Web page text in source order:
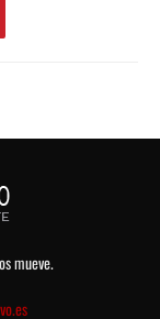
mueve.